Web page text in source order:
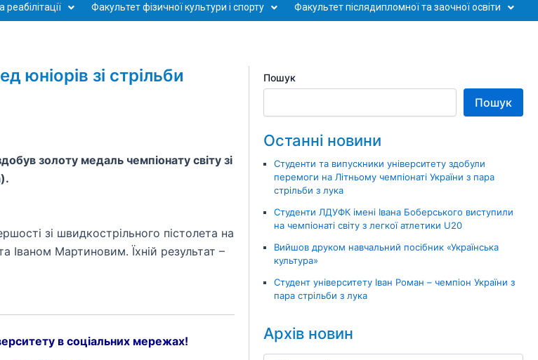
реабілітації Факультет фізичної культури і спорту Факультет післядипломної та заочної освіти
юніорів зі стрільби
золоту медаль чемпіонату світу зі
зі швидкострільного пістолета на
Іваном Мартиновим. Їхній результат –
в соціальних мережах!
Пошук
Пошук
Останні новини
Студенти та випускники університету здобули
перемоги на Літньому чемпіонаті України з пара
стрільби з лука
Студенти ЛДУФК імені Івана Боберського виступили
на чемпіонаті світу з легкої атлетики U20
Вийшов друком навчальний посібник «Українська
культура»
Студент університету Іван Роман – чемпіон України з
пара стрільби з лука
Архів новин